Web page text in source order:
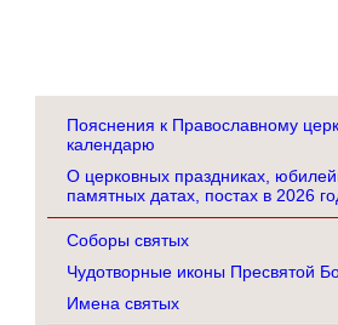
Пояснения к Православному
календарю
О церковных праздниках,
памятных датах, постах в 2026
Соборы святых
Чудотворные иконы Пресвятой
Имена святых